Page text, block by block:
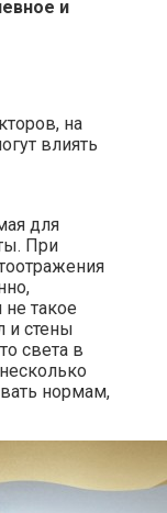
и
на
влиять
для
При
такое
и стены
света в
нормам,